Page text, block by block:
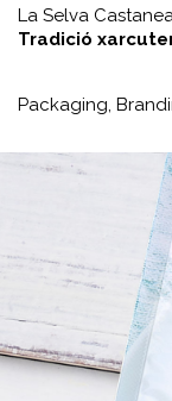
La Selva
Tradició
Packaging,